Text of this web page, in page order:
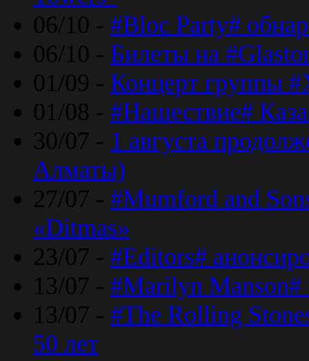
06/10 - #Bloc Party#
06/10 - Билеты на
01/09 - Концерт группы
01/08 - #Нашествие#
30/07 - 1 августа
Алматы)
27/07 - #Mumford and
«Ditmas»
23/07 - #Editors#
13/07 - #Marilyn Manson#
13/07 - #The Rolling
50 лет